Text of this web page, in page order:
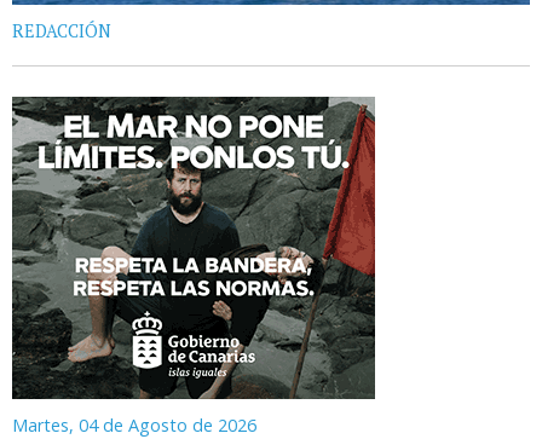
REDACCIÓN
Martes, 04 de Agosto de 2026